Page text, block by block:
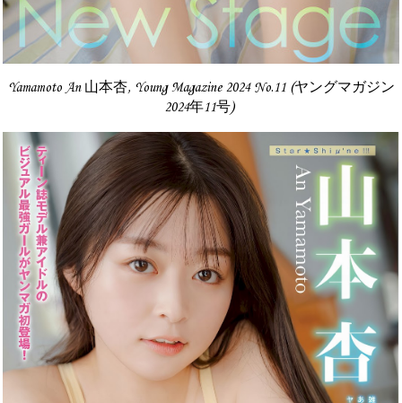
Yamamoto An 山本杏, Young Magazine 2024 No.11 (ヤングマガジン
2024年11号)